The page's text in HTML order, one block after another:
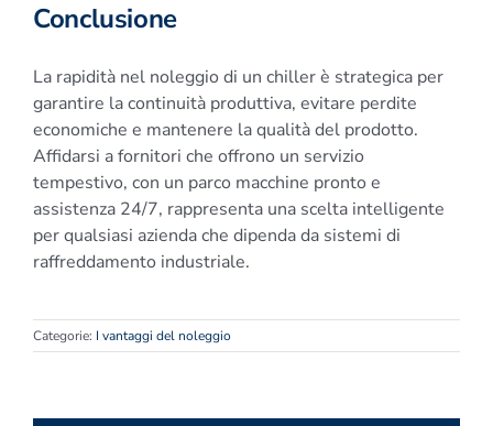
Conclusione
La rapidità nel noleggio di un chiller è strategica per
garantire la continuità produttiva, evitare perdite
economiche e mantenere la qualità del prodotto.
Affidarsi a fornitori che offrono un servizio
tempestivo, con un parco macchine pronto e
assistenza 24/7, rappresenta una scelta intelligente
per qualsiasi azienda che dipenda da sistemi di
raffreddamento industriale.
Categorie: I vantaggi del noleggio